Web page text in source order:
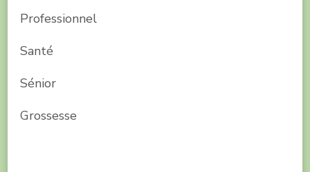
Professionnel
Santé
Sénior
Grossesse